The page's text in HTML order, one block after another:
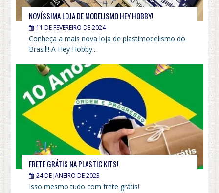
NOVÍSSIMA LOJA DE MODELISMO HEY HOBBY!
11 DE FEVEREIRO DE 2024
Conheça a mais nova loja de plastimodelismo do
Brasil!! A Hey Hobby...
FRETE GRÁTIS NA PLASTIC KITS!
24 DE JANEIRO DE 2023
Isso mesmo tudo com frete grátis!